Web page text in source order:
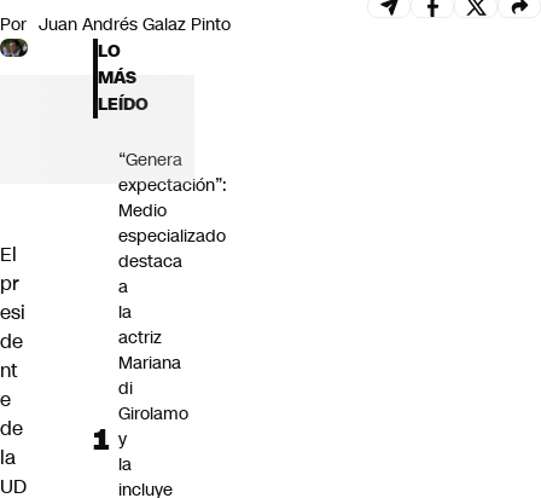
Por Juan Andrés Galaz Pinto
El
pr
esi
de
nt
e
de
la
UD
LO
MÁS
LEÍDO
“Genera
expectación”:
Medio
especializado
destaca
a
la
actriz
Mariana
di
Girolamo
y
la
incluye